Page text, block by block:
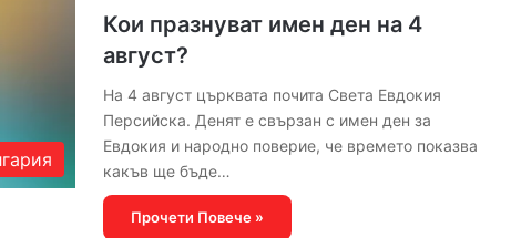
Кои празнуват имен ден на 4
август?
На 4 август църквата почита Света Евдокия
Персийска. Денят е свързан с имен ден за
Евдокия и народно поверие, че времето показва
какъв ще бъде…
Прочети Повече »